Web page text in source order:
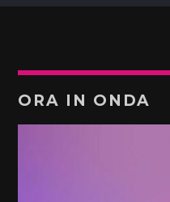
ORA IN ONDA